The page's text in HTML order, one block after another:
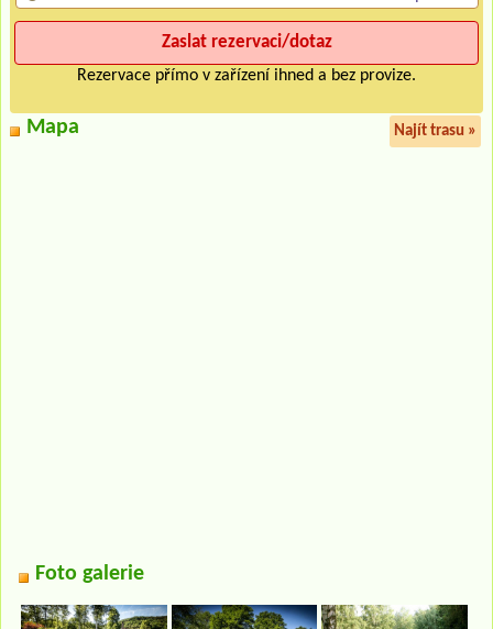
Rezervace přímo v zařízení ihned a bez provize.
Mapa Najít trasu »
Foto galerie